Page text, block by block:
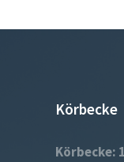
Körbecke
Körbecke: